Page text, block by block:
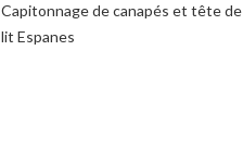
Capitonnage de canapés et tête de
lit Espanes